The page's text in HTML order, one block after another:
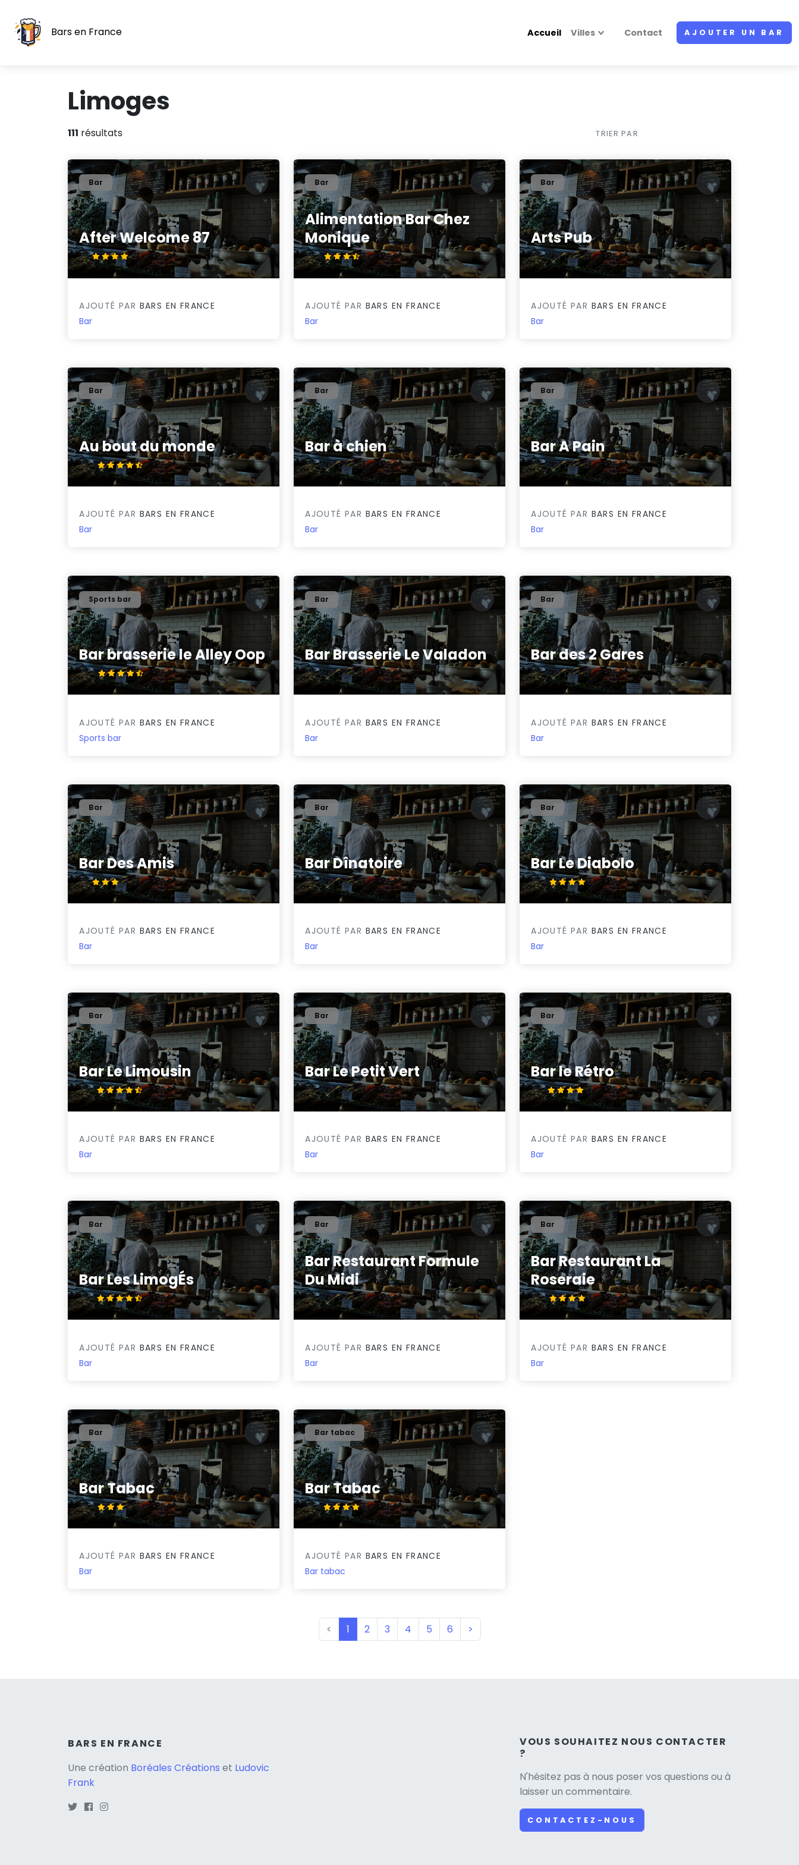
Bars en France Accueil Villes Contact AJOUTER UN BAR
Limoges
111 résultats TRIER PAR
After Welcome 87
4/5
Bar
AJOUTÉ PAR BARS EN FRANCE
Bar
Alimentation Bar Chez
Monique
3.8/5
Bar
AJOUTÉ PAR BARS EN FRANCE
Bar
Arts Pub
0/5
Bar
AJOUTÉ PAR BARS EN FRANCE
Bar
Au bout du monde
4.5/5
Bar
AJOUTÉ PAR BARS EN FRANCE
Bar
Bar à chien
0/5
Bar
AJOUTÉ PAR BARS EN FRANCE
Bar
Bar A Pain
0/5
Bar
AJOUTÉ PAR BARS EN FRANCE
Bar
Bar brasserie le Alley Oop
4.8/5
Sports bar
AJOUTÉ PAR BARS EN FRANCE
Sports bar
Bar Brasserie Le Valadon
0/5
Bar
AJOUTÉ PAR BARS EN FRANCE
Bar
Bar des 2 Gares
0/5
Bar
AJOUTÉ PAR BARS EN FRANCE
Bar
Bar Des Amis
3/5
Bar
AJOUTÉ PAR BARS EN FRANCE
Bar
Bar Dînatoire
0/5
Bar
AJOUTÉ PAR BARS EN FRANCE
Bar
Bar Le Diabolo
4.2/5
Bar
AJOUTÉ PAR BARS EN FRANCE
Bar
Bar Le Limousin
4.7/5
Bar
AJOUTÉ PAR BARS EN FRANCE
Bar
Bar Le Petit Vert
0/5
Bar
AJOUTÉ PAR BARS EN FRANCE
Bar
Bar le Rétro
4.1/5
Bar
AJOUTÉ PAR BARS EN FRANCE
Bar
Bar Les LimogÉs
4.7/5
Bar
AJOUTÉ PAR BARS EN FRANCE
Bar
Bar Restaurant Formule
Du Midi
0/5
Bar
AJOUTÉ PAR BARS EN FRANCE
Bar
Bar Restaurant La
Roseraie
4.3/5
Bar
AJOUTÉ PAR BARS EN FRANCE
Bar
Bar Tabac
3.3/5
Bar
AJOUTÉ PAR BARS EN FRANCE
Bar
Bar Tabac
4.3/5
Bar tabac
AJOUTÉ PAR BARS EN FRANCE
Bar tabac
< 1(current)
2 3 4 5 6 >
BARS EN FRANCE
Une création Boréales Créations et Ludovic
Frank
VOUS SOUHAITEZ NOUS CONTACTER
?
N'hésitez pas à nous poser vos questions ou à
laisser un commentaire.
CONTACTEZ-NOUS